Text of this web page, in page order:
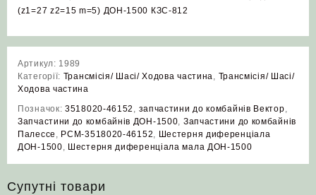
(z1=27 z2=15 m=5) ДОН-1500 КЗС-812
Артикул: 1989
Категорії: Трансмісія/ Шасі/ Ходова частина
Трансмісія/ Шасі/
Ходова частина
Позначок: 3518020-46152 запчастини до комбайнів Вектор
Запчастини до комбайнів ДОН-1500 Запчастини до комбайнів
Палессе
РСМ-3518020-46152
Шестерня диференціала
ДОН-1500
Шестерня диференціала мала ДОН-1500
Супутні товари